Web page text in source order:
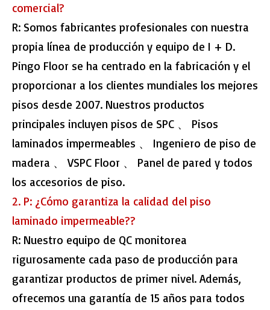
comercial?
R: Somos fabricantes profesionales con nuestra
propia línea de producción y equipo de I + D.
Pingo Floor se ha centrado en la fabricación y el
proporcionar a los clientes mundiales los mejores
pisos desde 2007. Nuestros productos
principales incluyen pisos de SPC 、 Pisos
laminados impermeables 、 Ingeniero de piso de
madera 、 VSPC Floor 、 Panel de pared y todos
los accesorios de piso.
2. P: ¿Cómo garantiza la calidad del piso
laminado impermeable??
R: Nuestro equipo de QC monitorea
rigurosamente cada paso de producción para
garantizar productos de primer nivel. Además,
ofrecemos una garantía de 15 años para todos